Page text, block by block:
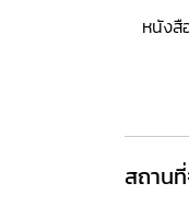
หนังสื
สถาน